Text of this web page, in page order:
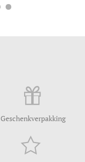
Geschenkverpakking